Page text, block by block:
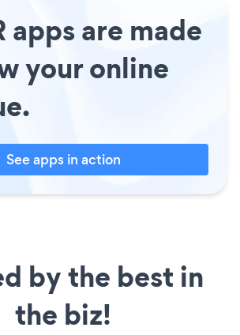
apps are made
your online
See apps in action
by the best in
the biz!